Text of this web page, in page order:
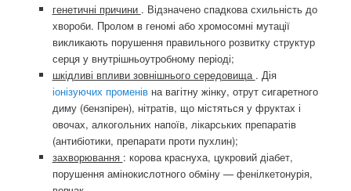
генетичні причини . Відзначено спадкова схильність до
хвороби. Пролом в геномі або хромосомні мутації
викликають порушення правильного розвитку структур
серця у внутрішньоутробному періоді;
шкідливі впливи зовнішнього середовища . Дія
іонізуючих променів на вагітну жінку, отрут сигаретного
диму (бензпірен), нітратів, що містяться у фруктах і
овочах, алкогольних напоїв, лікарських препаратів
(антибіотики, препарати проти пухлин);
захворювання : корова краснуха, цукровий діабет,
порушення амінокислотного обміну — фенілкетонурія,